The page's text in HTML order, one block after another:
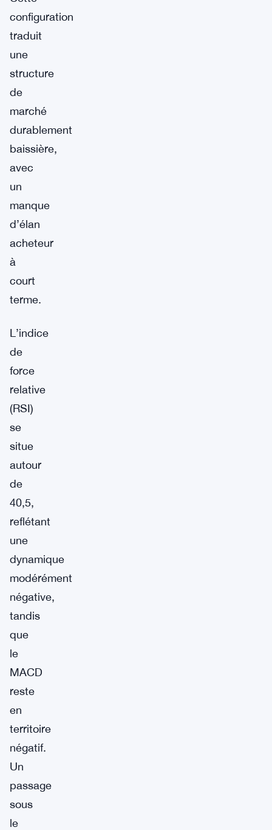
configuration
traduit
une
structure
de
marché
durablement
baissière,
avec
un
manque
d’élan
acheteur
à
court
terme.
L’indice
de
force
relative
(RSI)
se
situe
autour
de
40,5,
reflétant
une
dynamique
modérément
négative,
tandis
que
le
MACD
reste
en
territoire
négatif.
Un
passage
sous
le